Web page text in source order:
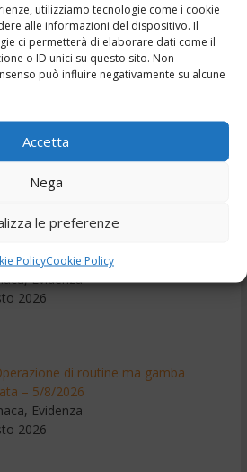
utilizziamo tecnologie come i cookie
alle informazioni del dispositivo. Il
ci permetterà di elaborare dati come il
o ID unici su questo sito. Non
può influire negativamente su alcune
Accetta
Nega
le preferenze
PolicyCookie Policy
Ceccano - Sporting Pontecorvo 3-1,
Lazio
3-1 Highlights – 7/10/2018
6/8/2026
Evidenza
2026
di routine ma gamba
– 5/8/2026
Evidenza
2026